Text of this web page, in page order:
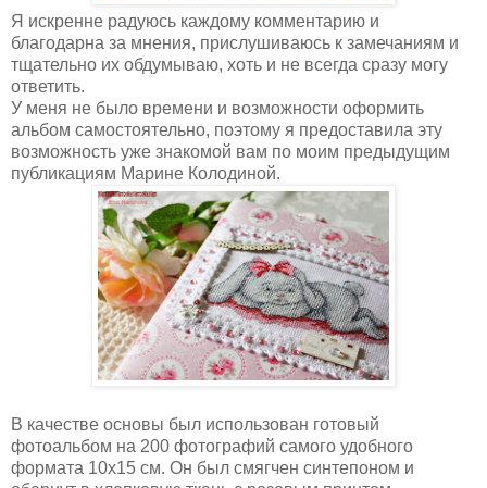
Я искренне радуюсь каждому комментарию и
благодарна за мнения, прислушиваюсь к замечаниям и
тщательно их обдумываю, хоть и не всегда сразу могу
ответить.
У меня не было времени и возможности оформить
альбом самостоятельно, поэтому я предоставила эту
возможность уже знакомой вам по моим предыдущим
публикациям Марине Колодиной.
В качестве основы был использован готовый
фотоальбом на 200 фотографий самого удобного
формата 10х15 см. Он был смягчен синтепоном и